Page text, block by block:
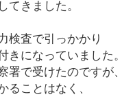
てきました。
検査で引っかかり
きになっていました
署で受けたのですが
ることはなく、